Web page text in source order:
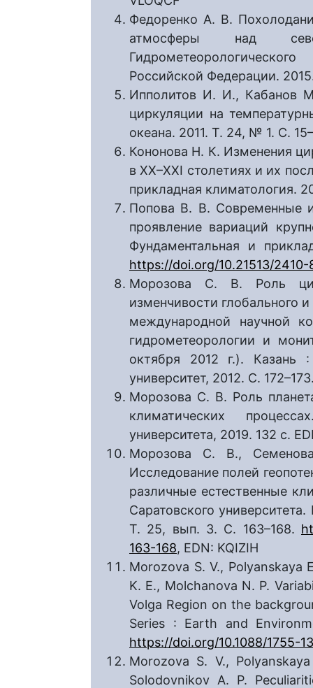
Федоренко А. В.
атмосферы над
Российской Федерации.
Ипполитов И. И., Кабанов
циркуляции на
океана. 2011. Т. 24, № 1. С.
Кононова Н. К. Изменения
в XX–XXI столетиях и их
прикладная климатология.
Попова В. В. Современные
проявление вариаций
Фундаментальная и
https://doi.org/10.21513/2410-
Морозова C. В. Роль
изменчивости глобального
международной научной
гидрометеорологии и
октября 2012 г.). Казань
университет, 2012. С.
Морозова С. В. Роль
климатических
университета, 2019. 132 с.
Морозова С. В.,
Исследование полей
различные естественные
Саратовского
Т. 25, вып. 3. С. 163–168.
163-168, EDN: KQIZIH
Morozova S. V., Polyanskaya
K. E., Molchanova N. P.
Volga Region on the
Series : Earth and
https://doi.org/10.1088/1755-
Morozova S. V.,
Solodovnikov A. P.